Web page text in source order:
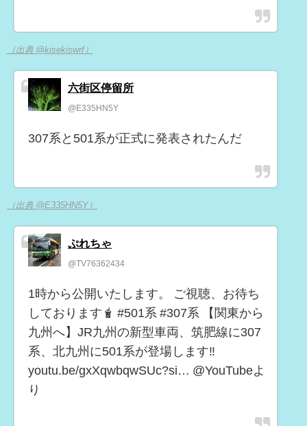
（出典 @kisekiswrf）
六街区停留所
@E335HN5Y
307系と501系が正式に発表されたんだ
（出典 @E335HN5Y）
ぷれちゃ
@TV76362434
1時から公開いたします。 ご視聴、お待ち
しております🧋 #501系 #307系 【関東から
九州へ】JR九州の新型車両、筑肥線に307
系、北九州に501系が登場します‼️
youtu.be/gxXqwbqwSUc?si… @YouTubeよ
り